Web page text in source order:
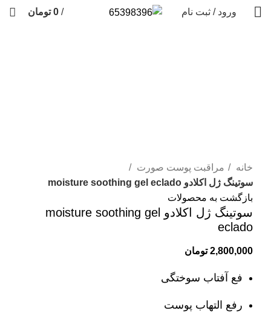
ورود / ثبت نام /
0 تومان
خانه
مراقبت پوست صورت
سوتینگ ژل اکلادو moisture soothing gel eclado
بازگشت به محصولات
سوتینگ ژل اکلادو moisture soothing gel
eclado
2,800,000 تومان
فع آفتاب سوختگی
رفع التهاب پوست